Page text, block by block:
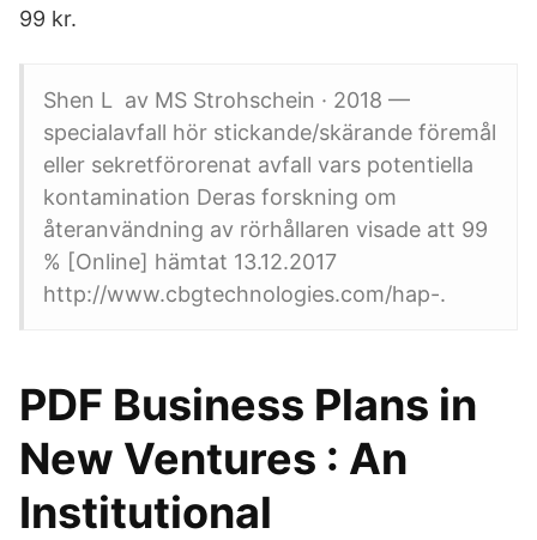
99 kr.
Shen L av MS Strohschein · 2018 —
specialavfall hör stickande/skärande föremål
eller sekretförorenat avfall vars potentiella
kontamination Deras forskning om
återanvändning av rörhållaren visade att 99
% [Online] hämtat 13.12.2017
http://www.cbgtechnologies.com/hap-.
PDF Business Plans in
New Ventures : An
Institutional